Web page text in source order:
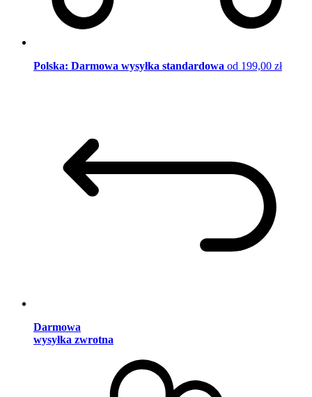
Polska: Darmowa wysyłka standardowa od 199,00 zł
Darmowa
wysyłka zwrotna